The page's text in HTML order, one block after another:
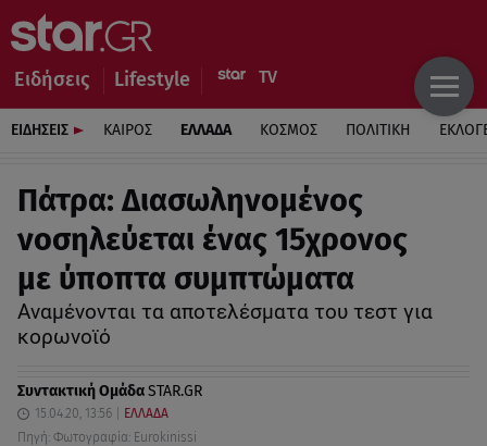
Ειδήσεις Lifestyle
ΕΙΔΗΣΕΙΣ ΚΑΙΡΟΣ ΕΛΛΑΔΑ ΚΟΣΜΟΣ ΠΟΛΙΤΙΚΗ
Πάτρα: Διασωληνομένος
νοσηλεύεται ένας 15χρονος
με ύποπτα συμπτώματα
Αναμένονται τα αποτελέσματα του τεστ για
κορωνοϊό
Συντακτική ΟμάδαSTAR.GR
15.04.20, 13:56
ΕΛΛΑΔΑ
Πηγή: Φωτογραφία: Eurokinissi